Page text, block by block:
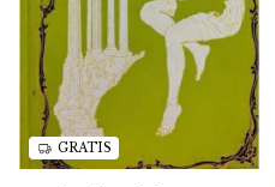
GRATIS